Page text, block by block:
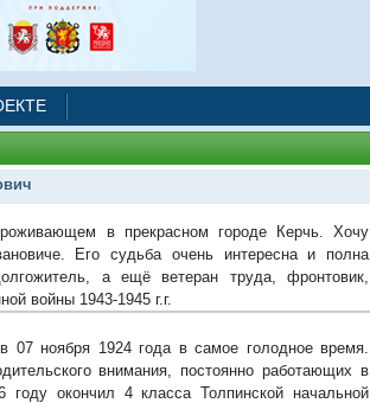
в прекрасном городе Керчь. Хочу
Его судьба очень интересна и полна
а ещё ветеран труда, фронтовик,
войны 1943-1945 г.г.
07 ноября 1924 года в самое голодное время.
внимания, постоянно работающих в
окончил 4 класса Толпинской начальной